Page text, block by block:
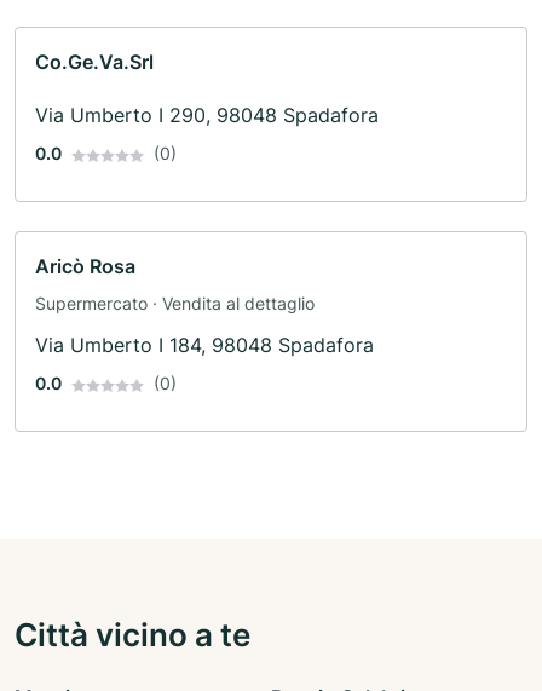
Co.Ge.Va.Srl
Via Umberto I 290, 98048 Spadafora
0.0 (0)
Aricò Rosa
Supermercato · Vendita al dettaglio
Via Umberto I 184, 98048 Spadafora
0.0 (0)
Città vicino a te